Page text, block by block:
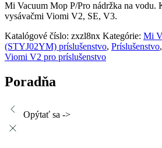
Mi Vacuum Mop P/Pro nádržka na vodu.
vysávačmi Viomi V2, SE, V3.
Katalógové číslo: zxzl8nx Kategórie: Mi
(STYJ02YM) príslušenstvo, Príslušenstvo,
Viomi V2 pro príslušenstvo
Poradňa
Opýtať sa ->